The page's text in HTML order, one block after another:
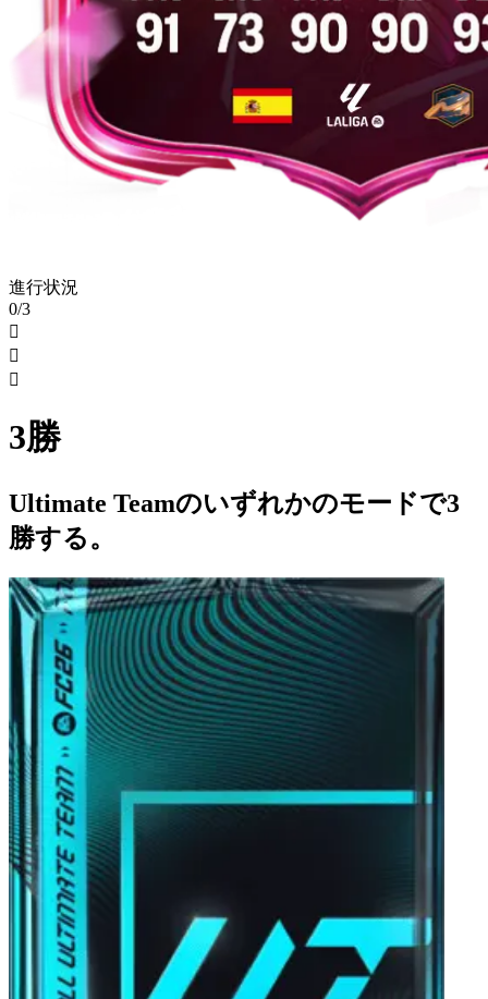
進行状況
0/3



3勝
Ultimate Teamのいずれかのモードで3
勝する。